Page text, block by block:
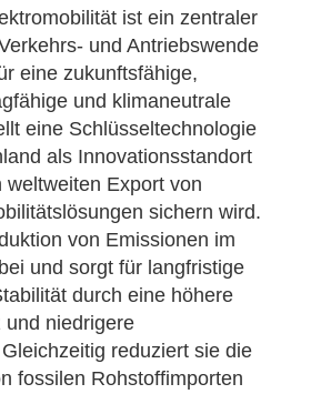
ist ein zentraler
und Antriebswende
eine zukunftsfähige,
und klimaneutrale
eine Schlüsseltechnologie
als Innovationsstandort
weltweiten Export von
sichern wird.
von Emissionen im
und sorgt für langfristige
durch eine höhere
und niedrigere
reduziert sie die
fossilen Rohstoffimporten